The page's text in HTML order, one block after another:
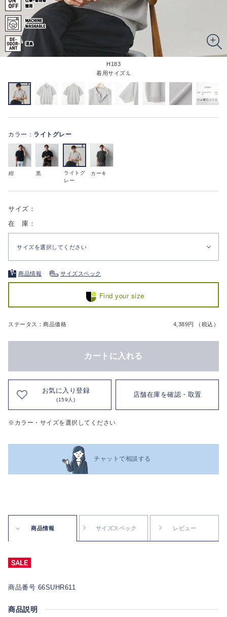
H183
着用サイズ:L
カラー： ライトグレー
紺 黒
ライトグ
レー
カーキ
サイズ：
在 庫：
サイズを選択してください
商品情報 サイズスペック
Find your size
ステータス：商品価格 4,389円 （税込）
カートに入れる
お気に入り登録
(159人)
店舗在庫を確認・取置
※カラー・サイズを選択してください
チャットで相談する
商品情報 サイズスペック レビュー
商品番号 66SUHR611
商品説明